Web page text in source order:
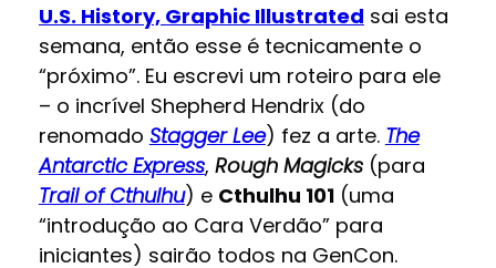
U.S. History, Graphic Illustrated sai esta
semana, então esse é tecnicamente o
“próximo”. Eu escrevi um roteiro para ele
– o incrível Shepherd Hendrix (do
renomado Stagger Lee) fez a arte. The
Antarctic Express, Rough Magicks(para
Trail of Cthulhu) e Cthulhu 101(uma
“introdução ao Cara Verdão” para
iniciantes) sairão todos na GenCon.